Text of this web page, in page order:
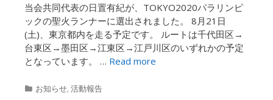
当会共同代表の日置有紀が、TOKYO2020パラリンピ
ックの聖火ランナーに選出されました。 8月21日
(土)、東京都内を走る予定です。 ルートは千代田区→
台東区→墨田区→江東区→江戸川区のいずれかの予定
となっています。 … Read more
Categories
お知らせ,活動報告